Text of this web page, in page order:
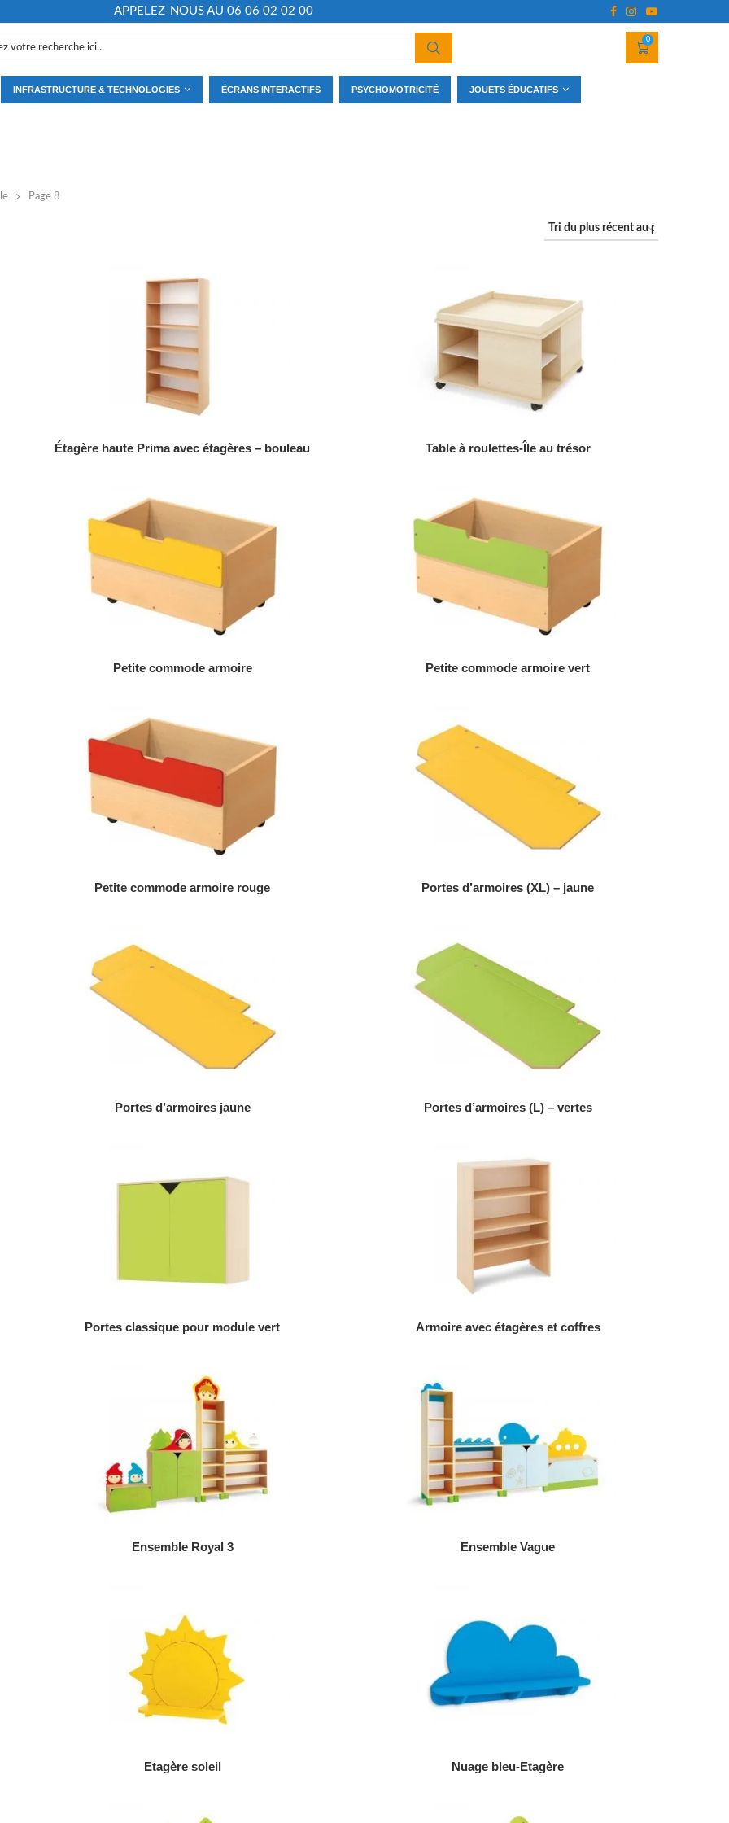
APPELEZ-NOUS AU 06 06 02 02 00
0
INFRASTRUCTURE & TECHNOLOGIES ÉCRANS INTERACTIFS PSYCHOMOTRICITÉ JOUETS ÉDUCATIFS
Page 8
AJOUTER AU DEVIS
Étagère haute Prima avec étagères – bouleau AJOUTER AU DEVIS
Table à roulettes-Île au trésor
AJOUTER AU DEVIS
Petite commode armoire AJOUTER AU DEVIS
Petite commode armoire vert
AJOUTER AU DEVIS
Petite commode armoire rouge AJOUTER AU DEVIS
Portes d’armoires (XL) – jaune
AJOUTER AU DEVIS
Portes d’armoires jaune AJOUTER AU DEVIS
Portes d’armoires (L) – vertes
AJOUTER AU DEVIS
Portes classique pour module vert AJOUTER AU DEVIS
Armoire avec étagères et coffres
AJOUTER AU DEVIS
Ensemble Royal 3 AJOUTER AU DEVIS
Ensemble Vague
AJOUTER AU DEVIS
Etagère soleil AJOUTER AU DEVIS
Nuage bleu-Etagère